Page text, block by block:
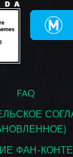
FAQ
ФАН-